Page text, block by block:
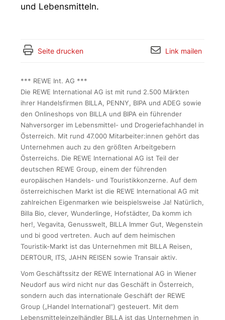
und Lebensmitteln.
Seite drucken Link mailen
*** REWE Int. AG ***
Die REWE International AG ist mit rund 2.500 Märkten
ihrer Handelsfirmen BILLA, PENNY, BIPA und ADEG sowie
den Onlineshops von BILLA und BIPA ein führender
Nahversorger im Lebensmittel- und Drogeriefachhandel in
Österreich. Mit rund 47.000 Mitarbeiter:innen gehört das
Unternehmen auch zu den größten Arbeitgebern
Österreichs. Die REWE International AG ist Teil der
deutschen REWE Group, einem der führenden
europäischen Handels- und Touristikkonzerne. Auf dem
österreichischen Markt ist die REWE International AG mit
zahlreichen Eigenmarken wie beispielsweise Ja! Natürlich,
Billa Bio, clever, Wunderlinge, Hofstädter, Da komm ich
her!, Vegavita, Genusswelt, BILLA Immer Gut, Wegenstein
und bi good vertreten. Auch auf dem heimischen
Touristik-Markt ist das Unternehmen mit BILLA Reisen,
DERTOUR, ITS, JAHN REISEN sowie Transair aktiv.
Vom Geschäftssitz der REWE International AG in Wiener
Neudorf aus wird nicht nur das Geschäft in Österreich,
sondern auch das internationale Geschäft der REWE
Group („Handel International“) gesteuert. Mit dem
Lebensmitteleinzelhändler BILLA ist das Unternehmen in